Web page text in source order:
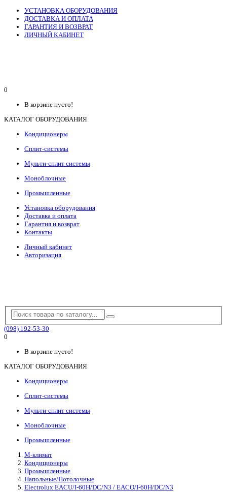
УСТАНОВКА ОБОРУДОВАНИЯ
ДОСТАВКА И ОПЛАТА
ГАРАНТИЯ И ВОЗВРАТ
ЛИЧНЫЙ КАБИНЕТ
0
В корзине пусто!
КАТАЛОГ ОБОРУДОВАНИЯ
Кондиционеры
Сплит-системы
Мульти-сплит системы
Моноблочные
Промышленные
Установка оборудования
Доставка и оплата
Гарантия и возврат
Контакты
Личный кабинет
Авторизация
(098) 192-53-30
0
В корзине пусто!
КАТАЛОГ ОБОРУДОВАНИЯ
Кондиционеры
Сплит-системы
Мульти-сплит системы
Моноблочные
Промышленные
М-климат
Кондиционеры
Промышленные
Напольные/Потолочные
Electrolux EACU/I-60H/DC/N3 / EACO/I-60H/DC/N3